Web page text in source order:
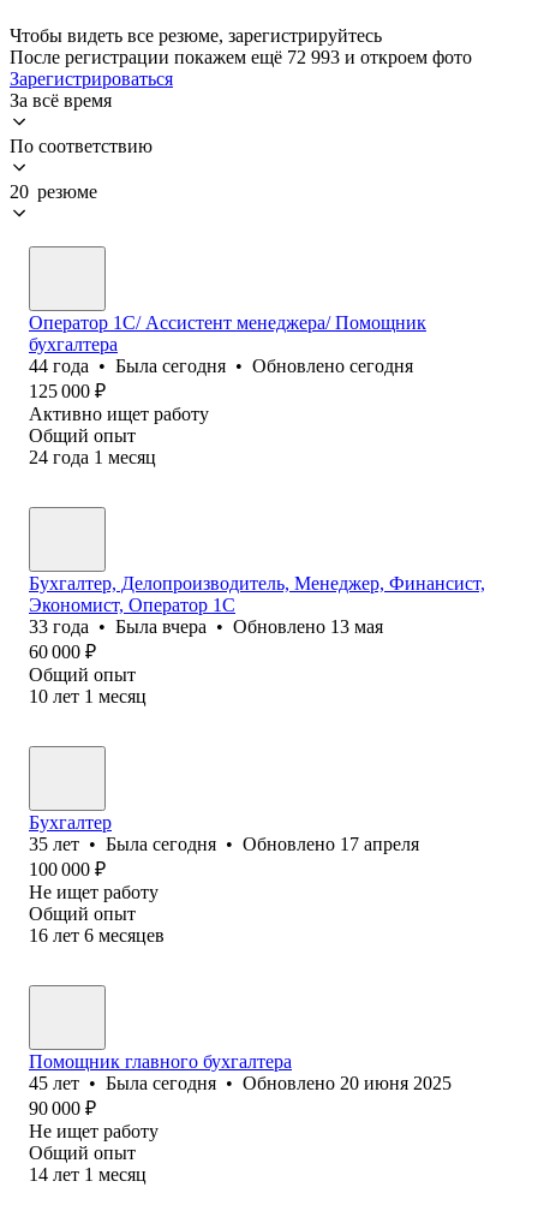
Чтобы видеть все резюме, зарегистрируйтесь
После регистрации покажем ещё 72 993 и откроем фото
Зарегистрироваться
За всё время
По соответствию
20 резюме
Оператор 1С/ Ассистент менеджера/ Помощник
бухгалтера
44 года • Была сегодня • Обновлено сегодня
125 000 ₽
Активно ищет работу
Общий опыт
24 года 1 месяц
Бухгалтер, Делопроизводитель, Менеджер, Финансист,
Экономист, Оператор 1С
33 года • Была вчера • Обновлено 13 мая
60 000 ₽
Общий опыт
10 лет 1 месяц
Бухгалтер
35 лет • Была сегодня • Обновлено 17 апреля
100 000 ₽
Не ищет работу
Общий опыт
16 лет 6 месяцев
Помощник главного бухгалтера
45 лет • Была сегодня • Обновлено 20 июня 2025
90 000 ₽
Не ищет работу
Общий опыт
14 лет 1 месяц